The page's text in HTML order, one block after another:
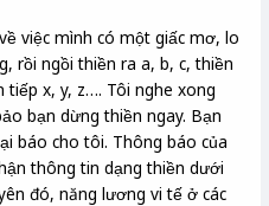
việc mình có một giấc mơ, lo
rồi ngồi thiền ra a, b, c, thiền
x, y, z…. Tôi nghe xong
bạn dừng thiền ngay. Bạn
báo cho tôi. Thông báo của
thông tin dạng thiền dưới
đó, năng lương vi tế ở các